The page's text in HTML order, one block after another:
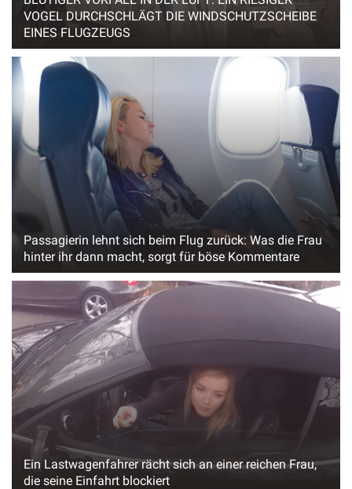
VOGEL DURCHSCHLÄGT DIE WINDSCHUTZSCHEIBE
EINES FLUGZEUGS
Passagierin lehnt sich beim Flug zurück: Was die Frau
hinter ihr dann macht, sorgt für böse Kommentare
Ein Lastwagenfahrer rächt sich an einer reichen Frau,
die seine Einfahrt blockiert